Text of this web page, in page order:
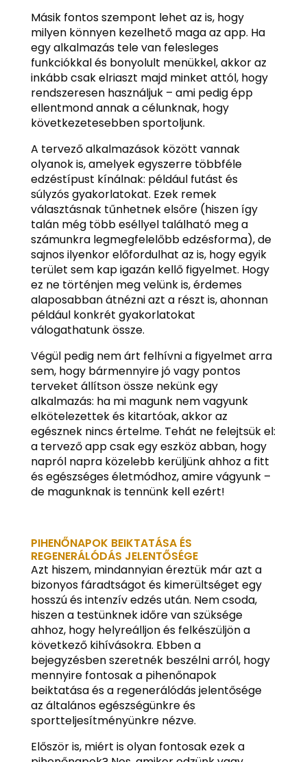
Másik fontos szempont lehet az is, hogy
milyen könnyen kezelhető maga az app. Ha
egy alkalmazás tele van felesleges
funkciókkal és bonyolult menükkel, akkor az
inkább csak elriaszt majd minket attól, hogy
rendszeresen használjuk – ami pedig épp
ellentmond annak a célunknak, hogy
következetesebben sportoljunk.
A tervező alkalmazások között vannak
olyanok is, amelyek egyszerre többféle
edzéstípust kínálnak: például futást és
súlyzós gyakorlatokat. Ezek remek
választásnak tűnhetnek elsőre (hiszen így
talán még több eséllyel található meg a
számunkra legmegfelelőbb edzésforma), de
sajnos ilyenkor előfordulhat az is, hogy egyik
terület sem kap igazán kellő figyelmet. Hogy
ez ne történjen meg velünk is, érdemes
alaposabban átnézni azt a részt is, ahonnan
például konkrét gyakorlatokat
válogathatunk össze.
Végül pedig nem árt felhívni a figyelmet arra
sem, hogy bármennyire jó vagy pontos
terveket állítson össze nekünk egy
alkalmazás: ha mi magunk nem vagyunk
elkötelezettek és kitartóak, akkor az
egésznek nincs értelme. Tehát ne felejtsük el:
a tervező app csak egy eszköz abban, hogy
napról napra közelebb kerüljünk ahhoz a fitt
és egészséges életmódhoz, amire vágyunk –
de magunknak is tennünk kell ezért!
PIHENŐNAPOK BEIKTATÁSA ÉS
REGENERÁLÓDÁS JELENTŐSÉGE
Azt hiszem, mindannyian éreztük már azt a
bizonyos fáradtságot és kimerültséget egy
hosszú és intenzív edzés után. Nem csoda,
hiszen a testünknek időre van szüksége
ahhoz, hogy helyreálljon és felkészüljön a
következő kihívásokra. Ebben a
bejegyzésben szeretnék beszélni arról, hogy
mennyire fontosak a pihenőnapok
beiktatása és a regenerálódás jelentősége
az általános egészségünkre és
sportteljesítményünkre nézve.
Először is, miért is olyan fontosak ezek a